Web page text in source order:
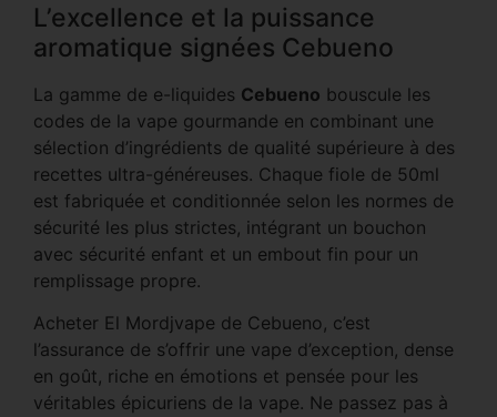
L’excellence et la puissance
aromatique signées Cebueno
La gamme de e-liquides Cebueno bouscule les
codes de la vape gourmande en combinant une
sélection d’ingrédients de qualité supérieure à des
recettes ultra-généreuses. Chaque fiole de 50ml
est fabriquée et conditionnée selon les normes de
sécurité les plus strictes, intégrant un bouchon
avec sécurité enfant et un embout fin pour un
remplissage propre.
Acheter El Mordjvape de Cebueno, c’est
l’assurance de s’offrir une vape d’exception, dense
en goût, riche en émotions et pensée pour les
véritables épicuriens de la vape. Ne passez pas à